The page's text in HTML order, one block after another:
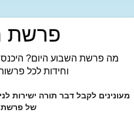
פרשת
מה פרשת השבוע היום?
וחידות לכל
מעונינים לקבל דבר תורה ישירות
של פרשת